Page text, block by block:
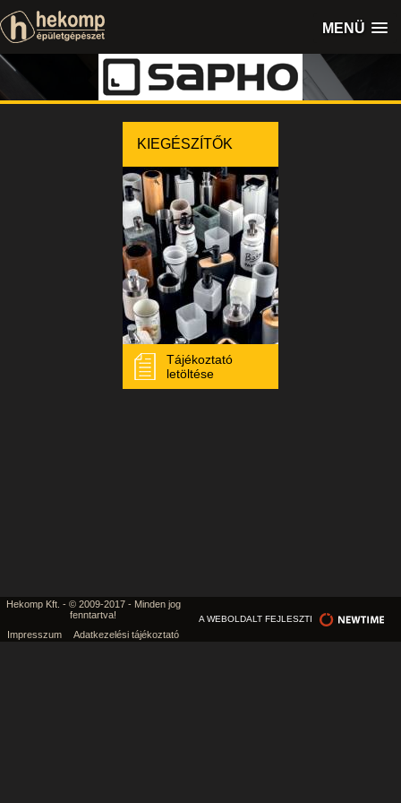
MENÜ
KIEGÉSZÍTŐK
Tájékoztató
letöltése
Hekomp Kft. - © 2009-2017 - Minden jog
fenntartva!
Impresszum
Adatkezelési tájékoztató
A WEBOLDALT FEJLESZTI